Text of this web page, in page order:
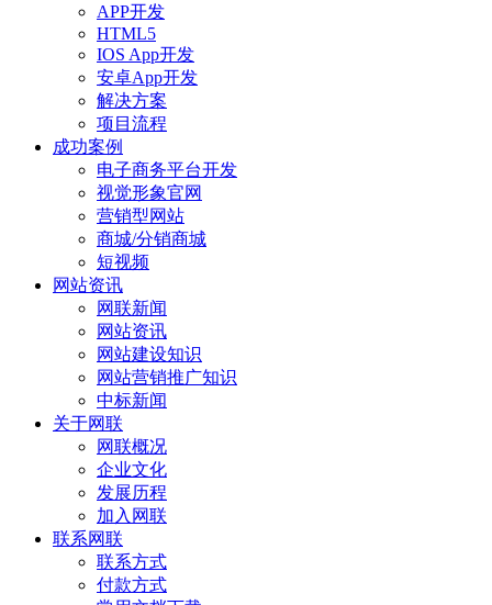
APP开发
HTML5
IOS App开发
安卓App开发
解决方案
项目流程
成功案例
电子商务平台开发
视觉形象官网
营销型网站
商城/分销商城
短视频
网站资讯
网联新闻
网站资讯
网站建设知识
网站营销推广知识
中标新闻
关于网联
网联概况
企业文化
发展历程
加入网联
联系网联
联系方式
付款方式